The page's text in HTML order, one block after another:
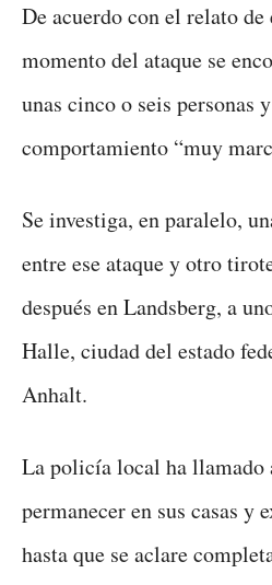
De acuerdo con el relato de
momento del ataque se
unas cinco o seis personas
comportamiento “muy
Se investiga, en paralelo,
entre ese ataque y otro
después en Landsberg, a
Halle, ciudad del estado
Anhalt.
La policía local ha llamado
permanecer en sus casas y
hasta que se aclare